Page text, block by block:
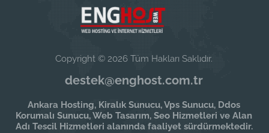
Copyright © 2026 Tüm Hakları Saklıdır.
destek@enghost.com.tr
Ankara Hosting, Kiralık Sunucu, Vps Sunucu, Ddos
Korumalı Sunucu, Web Tasarım, Seo Hizmetleri ve Alan
Adı Tescil Hizmetleri alanında faaliyet sürdürmektedir.